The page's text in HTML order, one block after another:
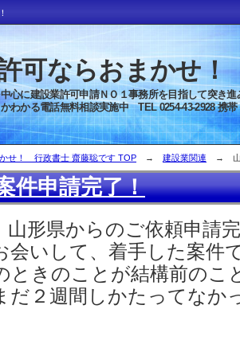
せ！ 行政書士 齋藤聡です TOP → 建設業関連 → 山
件申請完了！
形県からのご依頼申請
会いして、着手した案件
ときのことが結構前のこ
だ２週間しかたってな
可ならおまかせ
形県を中心に建設業許可
わかる電話無料相談実施中 TEL 0254-43-2928 携帯